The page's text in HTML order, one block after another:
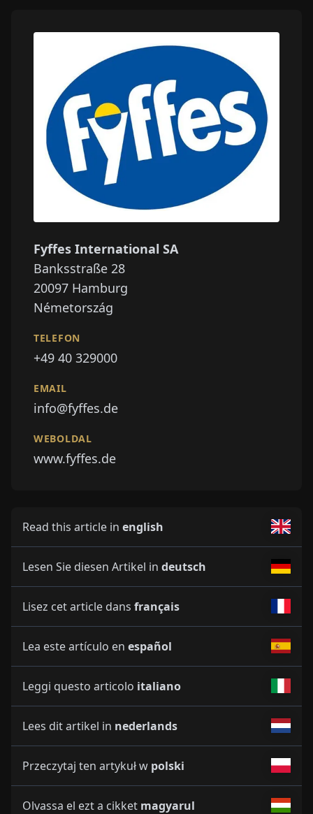
Fyffes International SA
Banksstraße 28
20097 Hamburg
Németország
TELEFON
+49 40 329000
EMAIL
info@fyffes.de
WEBOLDAL
www.fyffes.de
Read this article in english
Lesen Sie diesen Artikel in deutsch
Lisez cet article dans français
Lea este artículo en español
Leggi questo articolo italiano
Lees dit artikel in nederlands
Przeczytaj ten artykuł w polski
Olvassa el ezt a cikket magyarul